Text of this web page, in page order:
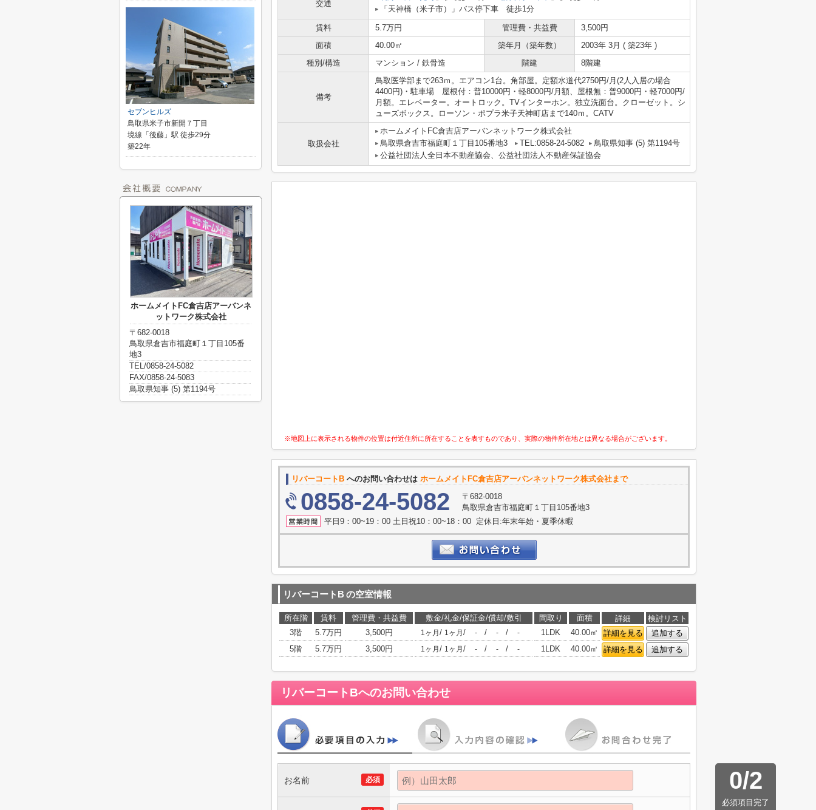
交通
「天神橋（米子市）」バス停下車 徒歩1分
賃料 5.7万円 管理費・共益費
3,500円
面積
40.00㎡ 築年月（築年数）
2003年 3月 ( 築23年 )
種別/構造
マンション / 鉄骨造 階建 8階建
備考
鳥取医学部まで263ｍ。エアコン1台。角部屋。定額水道代2750円/月(2人入居の場合
4400円)・駐車場 屋根付：普10000円・軽8000円/月額、屋根無：普9000円・軽7000円/
月額。エレベーター。オートロック。TVインターホン。独立洗面台。クローゼット。シ
ューズボックス。ローソン・ポプラ米子天神町店まで140ｍ。CATV
取扱会社
ホームメイトFC倉吉店アーバンネットワーク株式会社
鳥取県倉吉市福庭町１丁目105番地3
TEL:0858-24-5082
鳥取県知事 (5) 第1194号
公益社団法人全日本不動産協会、公益社団法人不動産保証協会
※地図上に表示される物件の位置は付近住所に所在することを表すものであり、実際の物件所在地とは異なる場合がございます。
リバーコートB へのお問い合わせは ホームメイトFC倉吉店アーバンネットワーク株式会社まで
0858-24-5082
〒682-0018
鳥取県倉吉市福庭町１丁目105番地3
平日9：00~19：00 土日祝10：00~18：00 定休日:年末年始・夏季休暇
リバーコートB の空室情報
所在階 賃料 管理費・共益費 敷金/礼金/保証金/償却/敷引 間取り 面積 詳細
検討リスト
3階
5.7万円 3,500円 1ヶ月 / 1ヶ月 / - / - / - 1LDK 40.00㎡ 詳細を見る
追加する
5階
5.7万円 3,500円 1ヶ月 / 1ヶ月 / - / - / - 1LDK 40.00㎡ 詳細を見る 追加する
リバーコートBへのお問い合わせ
0/2
必須項目完了
必須
お名前
セブンヒルズ
鳥取県米子市新開７丁目
境線「後藤」駅 徒歩29分
築22年
ホームメイトFC倉吉店アーバンネ
ットワーク株式会社
〒682-0018
鳥取県倉吉市福庭町１丁目105番
地3
TEL/0858-24-5082
FAX/0858-24-5083
鳥取県知事 (5) 第1194号